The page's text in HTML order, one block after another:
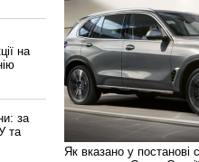
на
за
та
Як вказано у постанові